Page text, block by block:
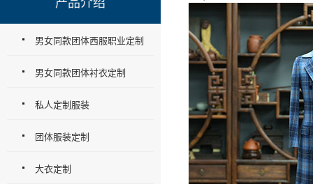
产品介绍
男女同款团体西服职业定制
男女同款团体衬衣定制
私人定制服装
团体服装定制
大衣定制